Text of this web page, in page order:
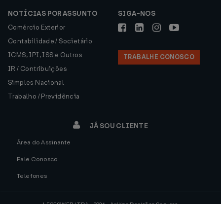
NOTÍCIAS POR ASSUNTO
Comércio Exterior
Contabilidade / Societário
ICMS, IPI, ISS e Outros
IR / Contribuições
Simples Nacional
Trabalho / Previdência
SIGA-NOS
TRABALHE CONOSCO
JÁ SOU CLIENTE
Área do Assinante
Fale Conosco
Telefones